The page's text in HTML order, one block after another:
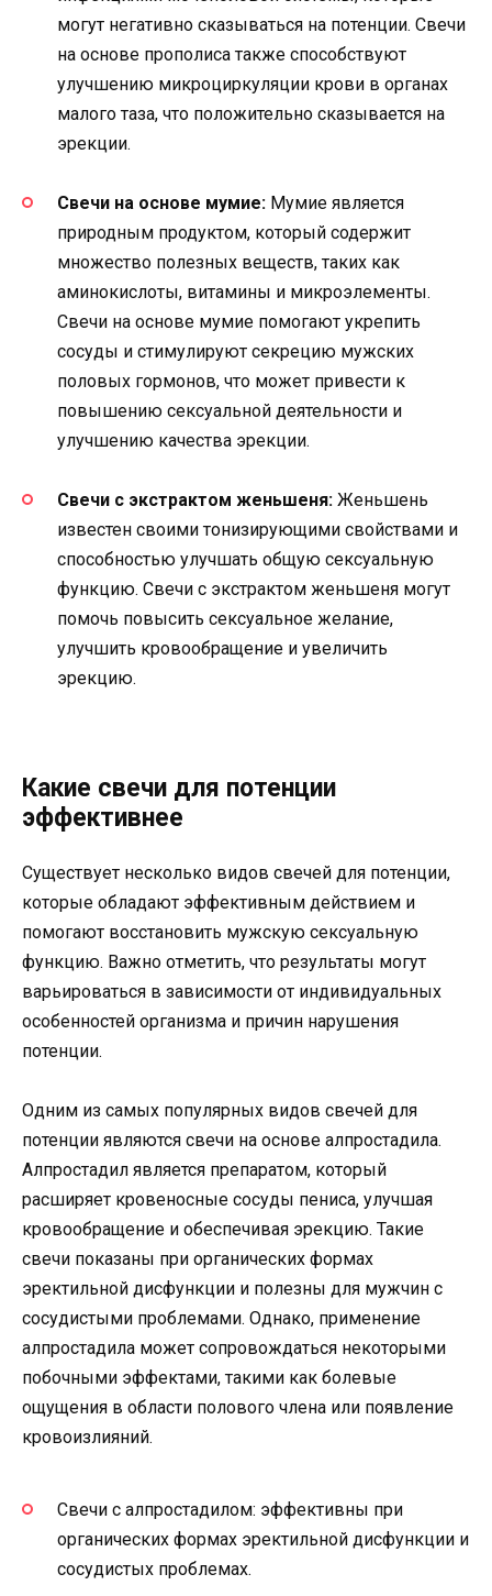
могут негативно сказываться на потенции. Свечи
на основе прополиса также способствуют
улучшению микроциркуляции крови в органах
малого таза, что положительно сказывается на
эрекции.
Свечи на основе мумие: Мумие является
природным продуктом, который содержит
множество полезных веществ, таких как
аминокислоты, витамины и микроэлементы.
Свечи на основе мумие помогают укрепить
сосуды и стимулируют секрецию мужских
половых гормонов, что может привести к
повышению сексуальной деятельности и
улучшению качества эрекции.
Свечи с экстрактом женьшеня: Женьшень
известен своими тонизирующими свойствами и
способностью улучшать общую сексуальную
функцию. Свечи с экстрактом женьшеня могут
помочь повысить сексуальное желание,
улучшить кровообращение и увеличить
эрекцию.
Какие свечи для потенции
эффективнее
Существует несколько видов свечей для потенции,
которые обладают эффективным действием и
помогают восстановить мужскую сексуальную
функцию. Важно отметить, что результаты могут
варьироваться в зависимости от индивидуальных
особенностей организма и причин нарушения
потенции.
Одним из самых популярных видов свечей для
потенции являются свечи на основе алпростадила.
Алпростадил является препаратом, который
расширяет кровеносные сосуды пениса, улучшая
кровообращение и обеспечивая эрекцию. Такие
свечи показаны при органических формах
эректильной дисфункции и полезны для мужчин с
сосудистыми проблемами. Однако, применение
алпростадила может сопровождаться некоторыми
побочными эффектами, такими как болевые
ощущения в области полового члена или появление
кровоизлияний.
Свечи с алпростадилом: эффективны при
органических формах эректильной дисфункции и
сосудистых проблемах.